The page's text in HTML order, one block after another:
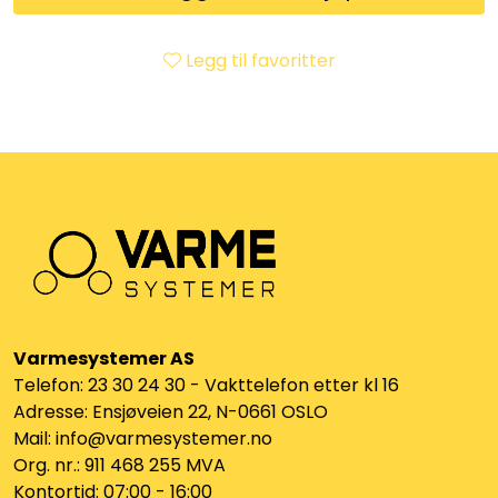
Legg til favoritter
Varmesystemer AS
Telefon: 23 30 24 30 - Vakttelefon etter kl 16
Adresse: Ensjøveien 22, N-0661 OSLO
Mail: info@varmesystemer.no
Org. nr.: 911 468 255 MVA
Kontortid: 07:00 - 16:00
Klemringskoblinger
Planfront radiatorer
Watersafe
Elektrokjeler